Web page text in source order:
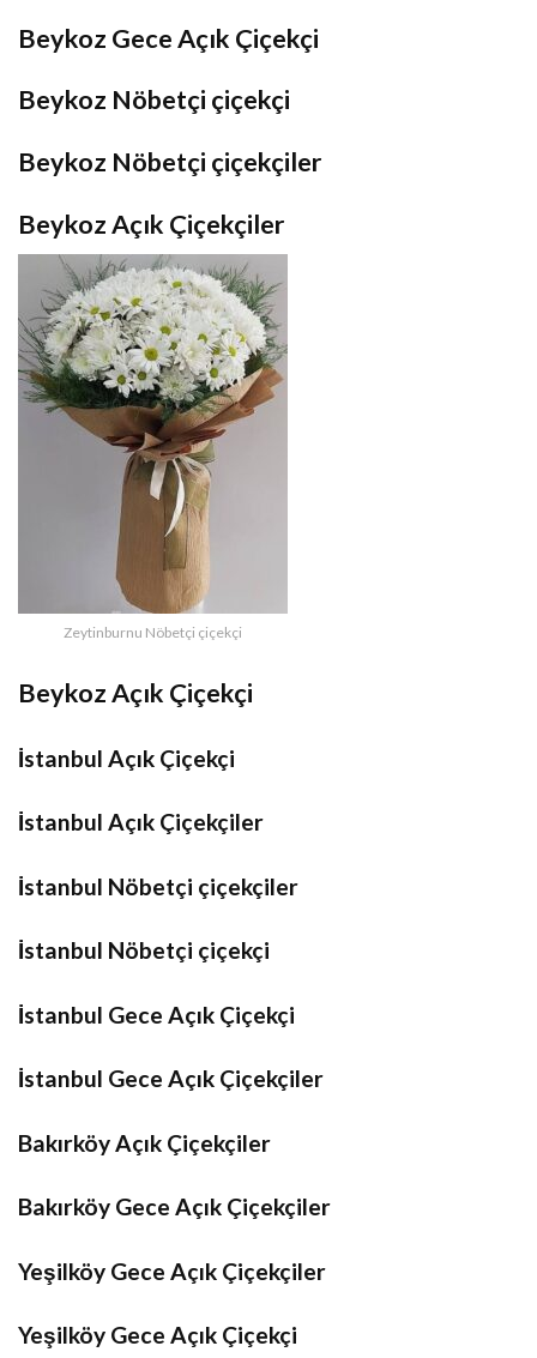
Beykoz Gece Açık Çiçekçi
Beykoz Nöbetçi çiçekçi
Beykoz Nöbetçi çiçekçiler
Beykoz Açık Çiçekçiler
Zeytinburnu Nöbetçi çiçekçi
Beykoz Açık Çiçekçi
İstanbul Açık Çiçekçi
İstanbul Açık Çiçekçiler
İstanbul Nöbetçi çiçekçiler
İstanbul Nöbetçi çiçekçi
İstanbul Gece Açık Çiçekçi
İstanbul Gece Açık Çiçekçiler
Bakırköy Açık Çiçekçiler
Bakırköy Gece Açık Çiçekçiler
Yeşilköy Gece Açık Çiçekçiler
Yeşilköy Gece Açık Çiçekçi